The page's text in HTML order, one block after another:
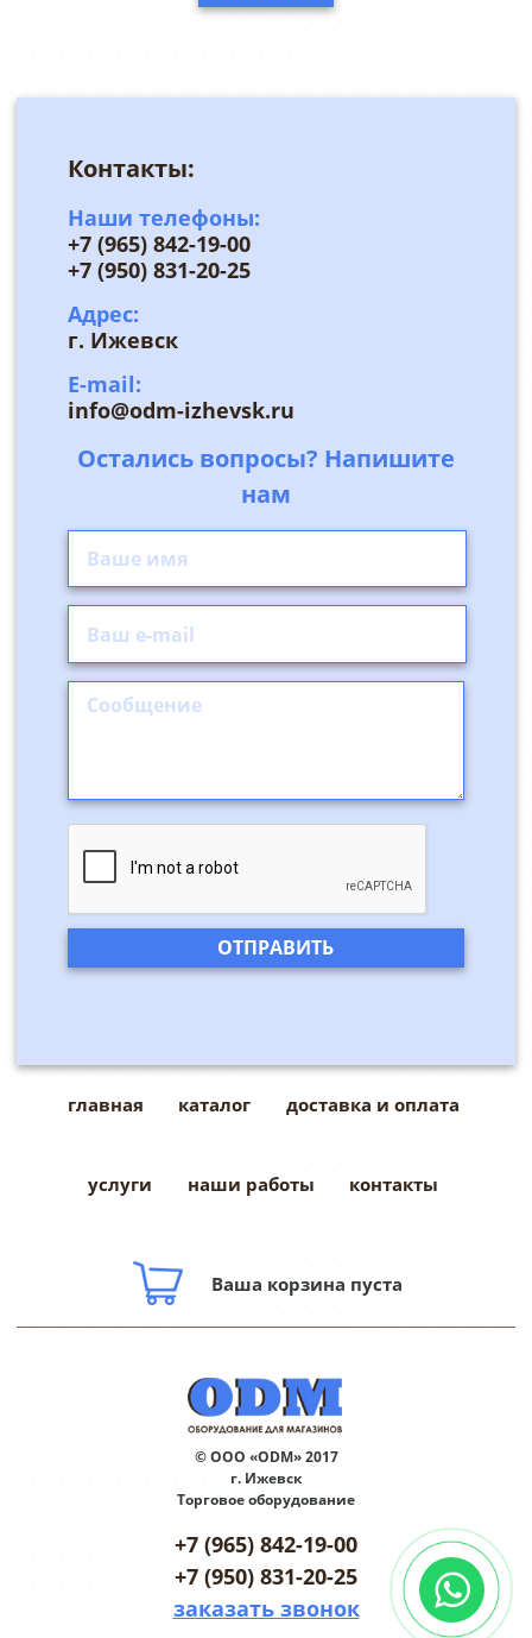
Контакты:
Наши телефоны:
+7 (965) 842-19-00
+7 (950) 831-20-25
Адрес:
г. Ижевск
E-mail:
info@odm-izhevsk.ru
Остались вопросы? Напишите
нам
главная каталог доставка и оплата
услуги наши работы контакты
Ваша корзина пуста
© ООО «ODM» 2017
г. Ижевск
Торговое оборудование
+7 (965) 842-19-00
+7 (950) 831-20-25
заказать звонок